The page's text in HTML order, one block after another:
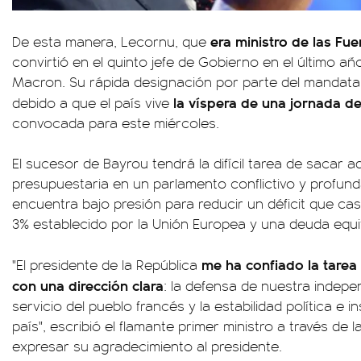
De esta manera, Lecornu, que era ministro de las
convirtió en el quinto jefe de Gobierno en el último
Macron. Su rápida designación por parte del
debido a que el país vive la víspera de una jornada
convocada para este miércoles.
El sucesor de Bayrou tendrá la difícil tarea de sacar
presupuestaria en un parlamento conflictivo y
encuentra bajo presión para reducir un déficit que
3% establecido por la Unión Europea y una deuda
"El presidente de la República me ha confiado la
con una dirección clara: la defensa de nuestra
servicio del pueblo francés y la estabilidad política e
país", escribió el flamante primer ministro a través de
expresar su agradecimiento al presidente.